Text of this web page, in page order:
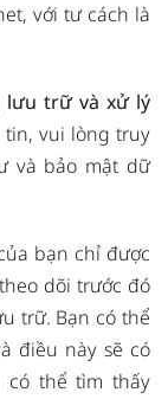
với tư cách là
lưu trữ và xử lý
vui lòng truy
và bảo mật dữ
bạn chỉ được
dõi trước đó
trữ. Bạn có thể
điều này sẽ có
có thể tìm thấy